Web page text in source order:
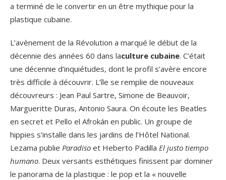
a terminé de le convertir en un être mythique pour la
plastique cubaine.
L’avènement de la Révolution a marqué le début de la
décennie des années 60 dans laculture cubaine. C’était
une décennie d’inquiétudes, dont le profil s’avère encore
très difficile à découvrir. L’île se remplie de nouveaux
découvreurs : Jean Paul Sartre, Simone de Beauvoir,
Margueritte Duras, Antonio Saura. On écoute les Beatles
en secret et Pello el Afrokán en public. Un groupe de
hippies s’installe dans les jardins de l’Hôtel National.
Lezama publie Paradiso et Heberto Padilla El justo tiempo
humano. Deux versants esthétiques finissent par dominer
le panorama de la plastique : le pop et la « nouvelle